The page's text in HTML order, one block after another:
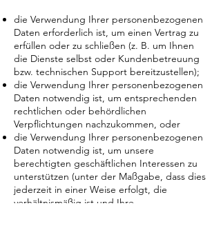
die Verwendung Ihrer personenbezogenen
Daten erforderlich ist, um einen Vertrag zu
erfüllen oder zu schließen (z. B. um Ihnen
die Dienste selbst oder Kundenbetreuung
bzw. technischen Support bereitzustellen);
die Verwendung Ihrer personenbezogenen
Daten notwendig ist, um entsprechenden
rechtlichen oder behördlichen
Verpflichtungen nachzukommen, oder
die Verwendung Ihrer personenbezogenen
Daten notwendig ist, um unsere
berechtigten geschäftlichen Interessen zu
unterstützen (unter der Maßgabe, dass dies
jederzeit in einer Weise erfolgt, die
verhältnismäßig ist und Ihre